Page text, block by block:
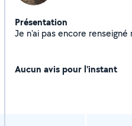
Présentation
Aucun avis pour l'instant